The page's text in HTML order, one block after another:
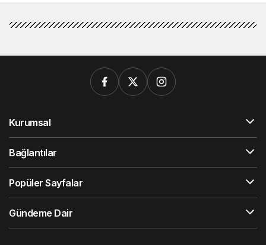
Kurumsal
Bağlantılar
Popüler Sayfalar
Gündeme Dair